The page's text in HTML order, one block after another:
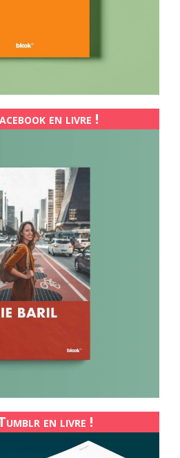
en livre !
en livre !